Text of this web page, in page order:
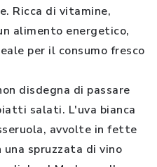
Ricca di vitamine,
alimento energetico,
per il consumo fresco
disdegna di passare
salati. L'uva bianca
avvolte in fette
spruzzata di vino